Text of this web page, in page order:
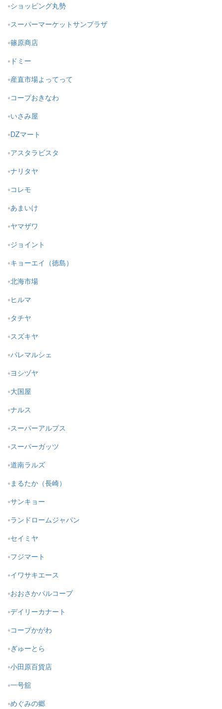
ショッピング丸勢
スーパーマーケットサンプラザ
篠原商店
ドミー
産直市場よってって
コープおきなわ
いさみ屋
DZマート
アスタラビスタ
ナリタヤ
コレモ
あまいけ
ヤマザワ
ジョイント
キョーエイ（徳島）
北海市場
ヒルマ
タチヤ
スズキヤ
パレマルシェ
ヨシヅヤ
大国屋
ナルス
スーパーアルプス
スーパーガッツ
道南ラルズ
まるたか（長崎）
サンキョー
ランドロームジャパン
セイミヤ
フジマート
イワサキエース
おおさかパルコープ
デイリーカナート
コープかがわ
ぎゅーとら
小田原百貨店
一号舘
めぐみの郷